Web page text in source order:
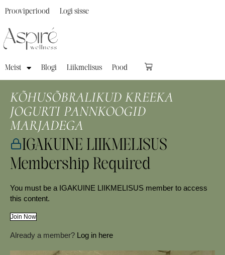
Meist Blogi Liikmelisus Pood
Prooviperiood Logi sisse
KÕHUSÕBRALIKUD KREEKA
JOGURTI PANNKOOGID
MARJADEGA
IGAKUINE LIIKMELISUS
Membership Required
You must be a IGAKUINE LIIKMELISUS member to access
this content.
Join Now
Already a member? Log in here